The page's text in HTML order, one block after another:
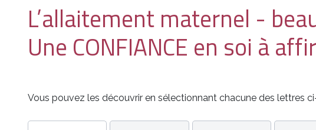
L’allaitement maternel -
Une CONFIANCE en soi à
Vous pouvez les découvrir en sélectionnant chacune des lettres